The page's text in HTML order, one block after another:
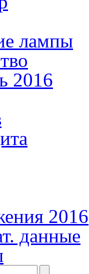
лампы
2016
2016
данные